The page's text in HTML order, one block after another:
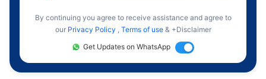
By continuing you agree to receive assistance and agree to
our Privacy Policy , Terms of use & +Disclaimer
Get Updates on WhatsApp